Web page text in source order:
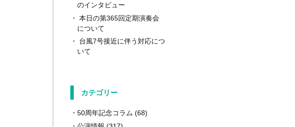
のインタビュー
本日の第365回定期演奏会
について
台風7号接近に伴う対応につ
いて
カテゴリー
50周年記念コラム (68)